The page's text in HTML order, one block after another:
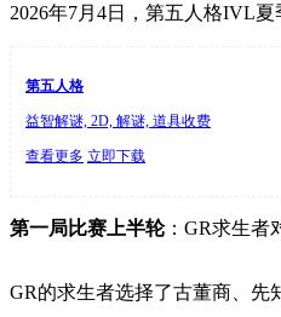
2026年7月4日，第五人格IVL
第五人格
益智解谜, 2D, 解谜, 道具收费
查看更多 立即下载
第一局比赛上半轮：GR求生者
GR的求生者选择了古董商、先